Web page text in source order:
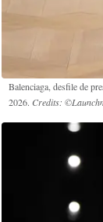
Balenciaga, desfile de
2026. Credits: